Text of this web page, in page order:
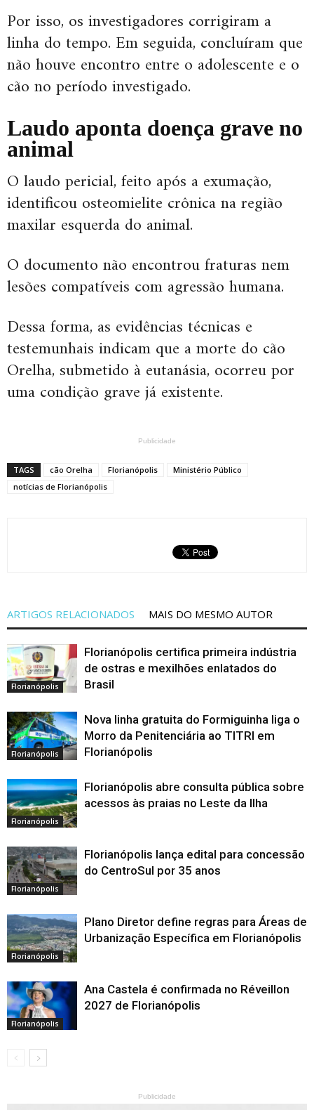
Por isso, os investigadores corrigiram a
linha do tempo. Em seguida, concluíram que
não houve encontro entre o adolescente e o
cão no período investigado.
Laudo aponta doença grave no
animal
O laudo pericial, feito após a exumação,
identificou osteomielite crônica na região
maxilar esquerda do animal.
O documento não encontrou fraturas nem
lesões compatíveis com agressão humana.
Dessa forma, as evidências técnicas e
testemunhais indicam que a morte do cão
Orelha, submetido à eutanásia, ocorreu por
uma condição grave já existente.
Publicidade
TAGS cão Orelha Florianópolis
Ministério Público
notícias de Florianópolis
ARTIGOS RELACIONADOS MAIS DO MESMO AUTOR
Florianópolis
Florianópolis certifica primeira indústria
de ostras e mexilhões enlatados do
Brasil
Florianópolis
Nova linha gratuita do Formiguinha liga o
Morro da Penitenciária ao TITRI em
Florianópolis
Florianópolis
Florianópolis abre consulta pública sobre
acessos às praias no Leste da Ilha
Florianópolis
Florianópolis lança edital para concessão
do CentroSul por 35 anos
Florianópolis
Plano Diretor define regras para Áreas de
Urbanização Específica em Florianópolis
Florianópolis
Ana Castela é confirmada no Réveillon
2027 de Florianópolis
Publicidade